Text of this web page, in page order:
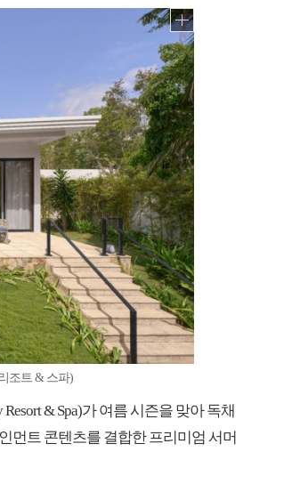
조트 & 스파)
& Spa)가 여름 시즌을 맞아 독채
먼트 콘텐츠를 결합한 프리미엄 서머